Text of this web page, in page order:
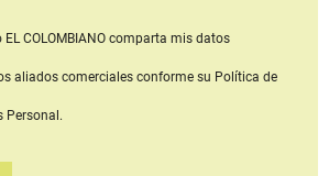
COLOMBIANOcomparta mis datos
aliados comerciales conforme su Política de
Personal.